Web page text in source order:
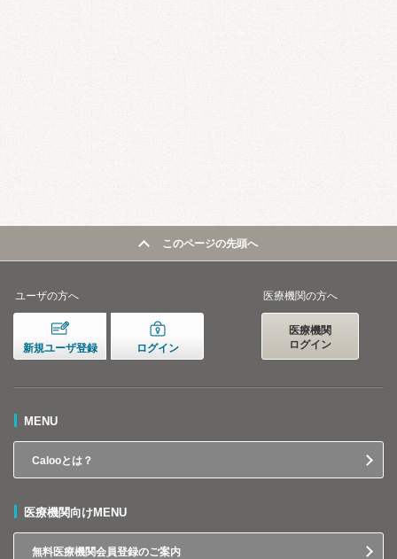
このページの先頭へ
ユーザの方へ
新規ユーザ登録 ログイン
医療機関の方へ
医療機関
ログイン
MENU
Calooとは？
医療機関向けMENU
無料医療機関会員登録のご案内